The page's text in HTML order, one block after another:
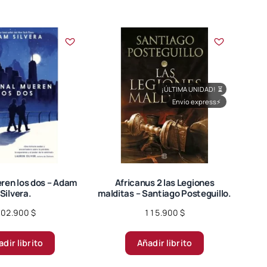
los dos – Adam
Silvera.
$
librito
Africanus 2 las Legiones
malditas – Santiago Posteguillo.
115.900 $
¡ÚLTIMA UNIDAD!⏳
Envío express⚡
Añadir librito